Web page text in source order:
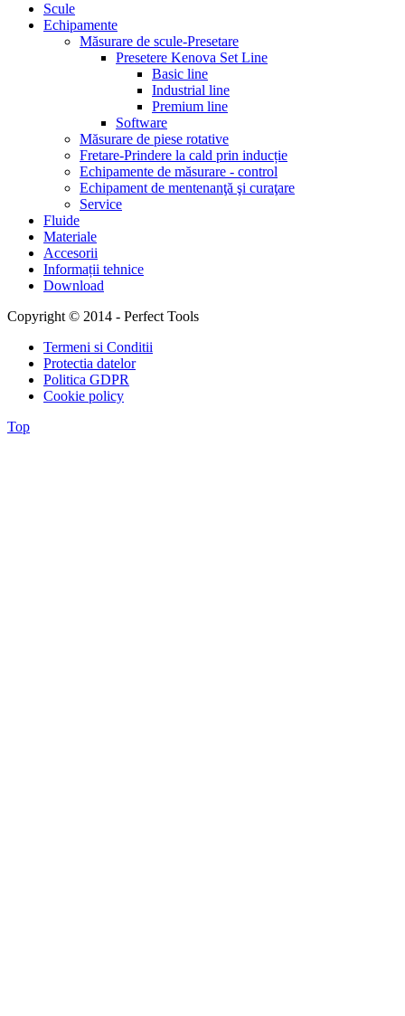
Scule
Echipamente
Măsurare de scule-Presetare
Presetere Kenova Set Line
Basic line
Industrial line
Premium line
Software
Măsurare de piese rotative
Fretare-Prindere la cald prin inducție
Echipamente de măsurare - control
Echipament de mentenanţă şi curaţare
Service
Fluide
Materiale
Accesorii
Informații tehnice
Download
Copyright © 2014 - Perfect Tools
Termeni si Conditii
Protectia datelor
Politica GDPR
Cookie policy
Top